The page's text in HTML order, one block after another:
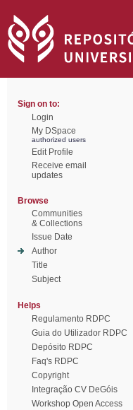
Sign on to:
Login
My DSpace
authorized users
Edit Profile
Receive email
updates
Browse
Communities
& Collections
Issue Date
Author
Title
Subject
Helps
Regulamento RDPC
Guia do Utilizador RDPC
Depósito RDPC
Faq's RDPC
Copyright
Integração CV DeGóis
Workshop Open Access